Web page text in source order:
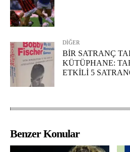
DİĞER
BİR SATRANÇ
KÜTÜPHANE:
ETKİLİ 5
Benzer Konular